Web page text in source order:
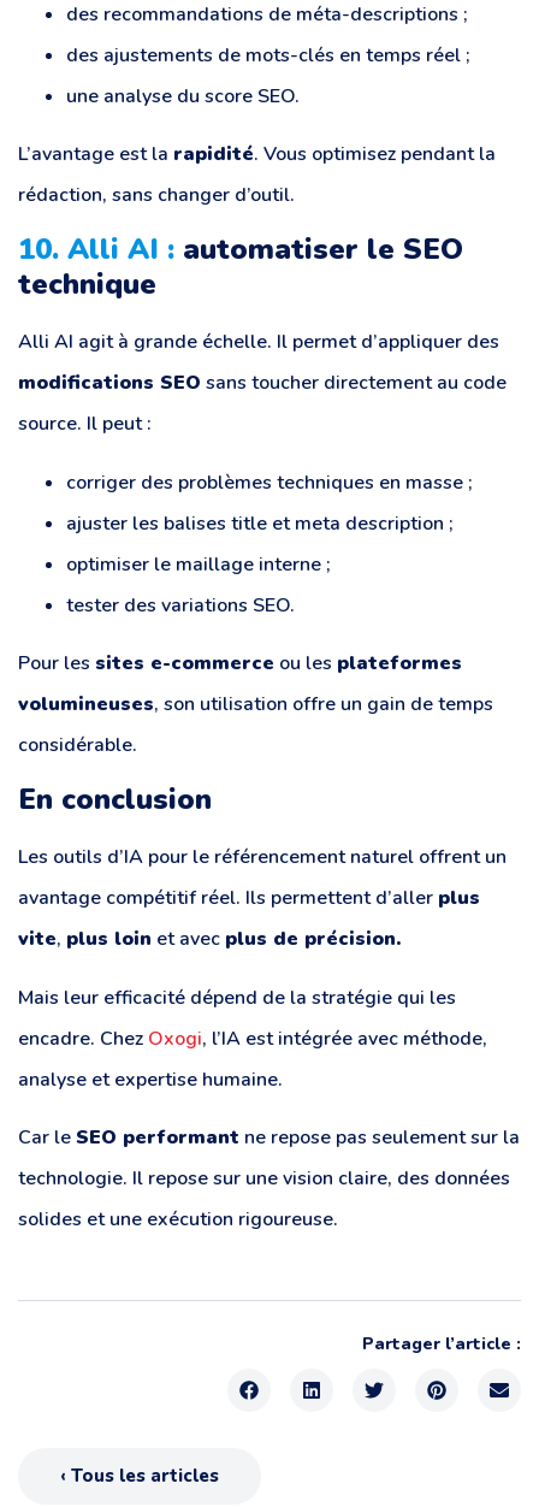
des recommandations de méta-descriptions ;
des ajustements de mots-clés en temps réel ;
une analyse du score SEO.
L’avantage est la rapidité. Vous optimisez pendant la
rédaction, sans changer d’outil.
10. Alli AI : automatiser le SEO
technique
Alli AI agit à grande échelle. Il permet d’appliquer des
modifications SEO sans toucher directement au code
source. Il peut :
corriger des problèmes techniques en masse ;
ajuster les balises title et meta description ;
optimiser le maillage interne ;
tester des variations SEO.
Pour les sites e-commerce ou les plateformes
volumineuses, son utilisation offre un gain de temps
considérable.
En conclusion
Les outils d’IA pour le référencement naturel offrent un
avantage compétitif réel. Ils permettent d’aller plus
vite, plus loin et avec plus de précision.
Mais leur efficacité dépend de la stratégie qui les
encadre. Chez Oxogi, l’IA est intégrée avec méthode,
analyse et expertise humaine.
Car leSEO performant ne repose pas seulement sur la
technologie. Il repose sur une vision claire, des données
solides et une exécution rigoureuse.
‹ Tous les articles
Partager l’article :